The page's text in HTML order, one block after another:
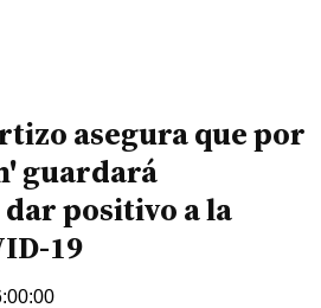
asegura que por
guardará
positivo a la
19